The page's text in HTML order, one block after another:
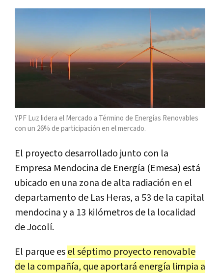
YPF Luz lidera el Mercado a Término de Energías Renovables
con un 26% de participación en el mercado.
El proyecto desarrollado junto con la
Empresa Mendocina de Energía (Emesa) está
ubicado en una zona de alta radiación en el
departamento de Las Heras, a 53 de la capital
mendocina y a 13 kilómetros de la localidad
de Jocolí.
El parque esel séptimo proyecto renovable
de la compañía, que aportará energía limpia a